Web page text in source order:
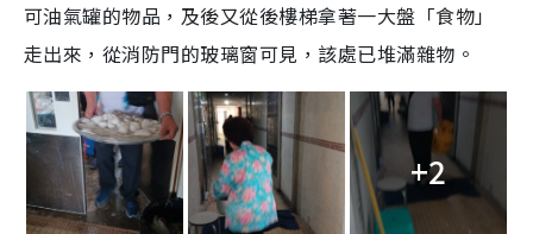
可油氣罐的物品，及後又從後樓梯拿著一大盤「食物」
走出來，從消防門的玻璃窗可見，該處已堆滿雜物。
+2